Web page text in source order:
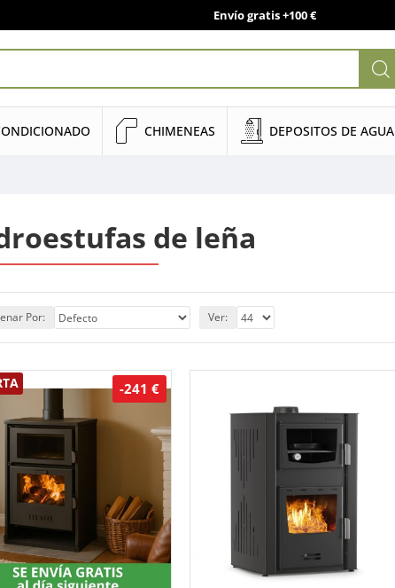
Envío gratis +100 €
CHIMENEAS DEPOSITOS DE AGUA
de leña
Por: Ver:
-241 €